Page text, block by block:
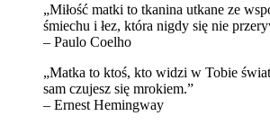
„Miłość matki to tkanina utkane ze
śmiechu i łez, która nigdy się nie
– Paulo Coelho
„Matka to ktoś, kto widzi w Tobie
sam czujesz się mrokiem.”
– Ernest Hemingway